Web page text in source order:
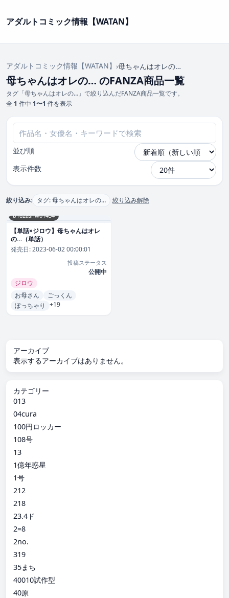
アダルトコミック情報【WATAN】
アダルトコミック情報【WATAN】 ›母ちゃんはオレの…
母ちゃんはオレの… のFANZA商品一覧
タグ「母ちゃんはオレの…」で絞り込んだFANZA商品一覧です。
全 1 件中 1〜1 件を表示
並び順
表示件数
絞り込み: タグ: 母ちゃんはオレの… 絞り込み解除
b182asnw01434
【単話×ジロウ】母ちゃんはオレ
の…（単話）
発売日:2023-06-02 00:00:01
投稿ステータス
公開中
ジロウ
お母さん
ごっくん
ぽっちゃり
+19
アーカイブ
表示するアーカイブはありません。
カテゴリー
013
04cura
100円ロッカー
108号
13
1億年惑星
1号
212
218
23.4ド
2=8
2no.
319
35まち
40010試作型
40原